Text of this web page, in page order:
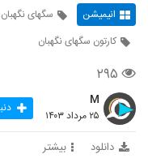
انیمیشن سگهای نگهبان
کارتون سگهای نگهبان
۲۹۵
M
۲۵ مرداد ۱۴۰۳
دانلود بیشتر